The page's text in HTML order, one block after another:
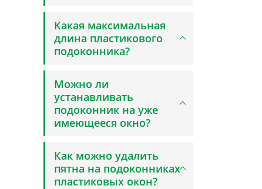
Какая максимальная
длина пластикового
подоконника?
Можно ли
устанавливать
подоконник на уже
имеющееся окно?
Как можно удалить
пятна на подоконниках
пластиковых окон?